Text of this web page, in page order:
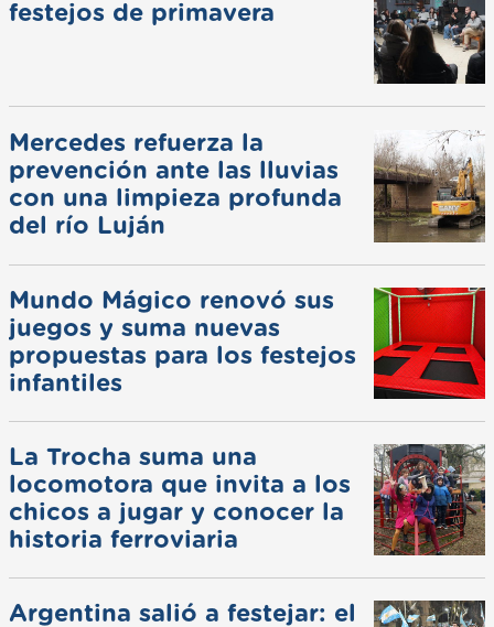
festejos de primavera
Mercedes refuerza la
prevención ante las lluvias
con una limpieza profunda
del río Luján
Mundo Mágico renovó sus
juegos y suma nuevas
propuestas para los festejos
infantiles
La Trocha suma una
locomotora que invita a los
chicos a jugar y conocer la
historia ferroviaria
Argentina salió a festejar: el